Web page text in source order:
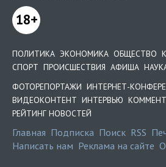
18+
ПОЛИТИКА ЭКОНОМИКА ОБЩЕСТВО
СПОРТ ПРОИСШЕСТВИЯ АФИША
ФОТОРЕПОРТАЖИ ИНТЕРНЕТ-
ВИДЕОКОНТЕНТ ИНТЕРВЬЮ
РЕЙТИНГ НОВОСТЕЙ
Главная Подписка Поиск RSS
Написать нам Реклама на сайте